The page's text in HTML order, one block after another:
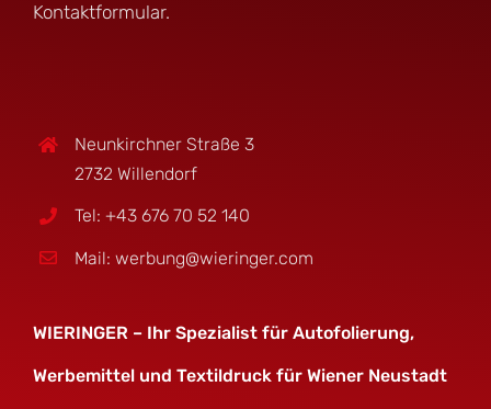
Kontaktformular.
Neunkirchner Straße 3
2732 Willendorf
Tel: +43 676 70 52 140
Mail: werbung@wieringer.com
WIERINGER – Ihr Spezialist für Autofolierung,
Werbemittelund Textildruck für Wiener Neustadt